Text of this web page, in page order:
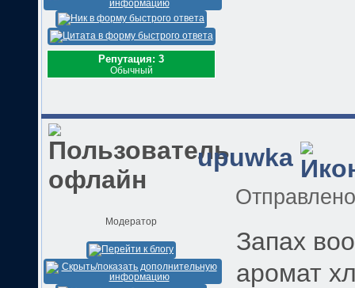
Репутация: 3
Обычный
upuwka
Модератор
Запах
аромат